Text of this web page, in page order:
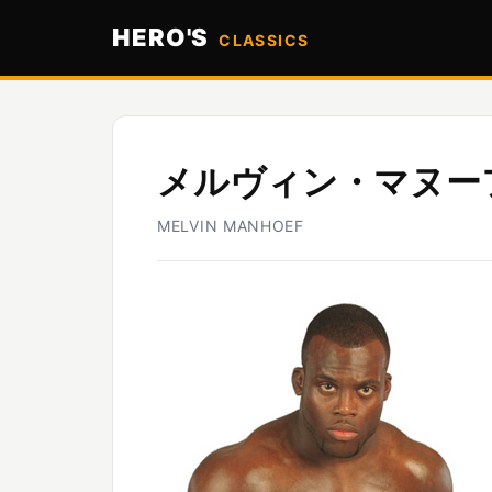
HERO'S CLASSICS
メルヴィン・マヌー
MELVIN MANHOEF